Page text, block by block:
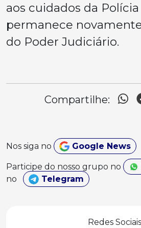
aos cuidados da
permanece
do Poder Judiciário.
Compartilhe:
Nos siga no Google News
Participe do nosso grupo no
no
Telegram
Redes Sociais